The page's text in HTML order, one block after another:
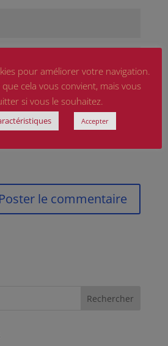
nom, mon e-mail et mon site
mon prochain commentaire.
reCAPTCHA et Google
pour améliorer votre navigation.
cela vous convient, mais vous
si vous le souhaitez.
Accepter